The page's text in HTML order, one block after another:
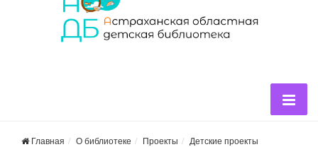
Главная О библиотеке Проекты Детские проекты